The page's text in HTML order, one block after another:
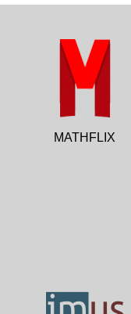
MATHFLIX